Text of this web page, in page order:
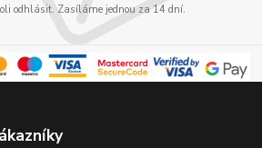
odhlásit. Zasíláme jednou za 14 dní.